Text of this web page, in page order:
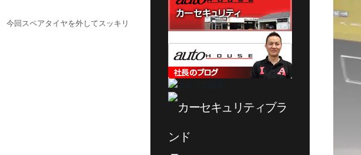
今回スペアタイヤを外してスッキリ